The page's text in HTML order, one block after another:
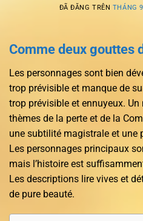
ĐÃ ĐĂNG TRÊN THÁNG
Comme deux gouttes
Les personnages sont bien
trop prévisible et manque de
trop prévisible et ennuyeux.
thèmes de la perte et de la
une subtilité magistrale et une
Les personnages principaux
mais l’histoire est
Les descriptions lire vives et
de pure beauté.